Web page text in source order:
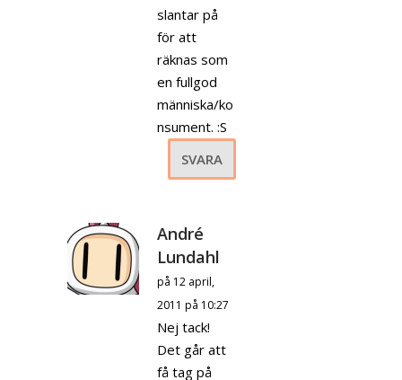
slantar på
för att
räknas som
en fullgod
människa/ko
nsument. :S
SVARA
André
Lundahl
på 12 april,
2011 på 10:27
Nej tack!
Det går att
få tag på